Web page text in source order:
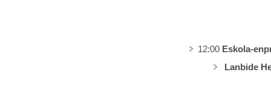
12:00 Eskola-
Lanbide